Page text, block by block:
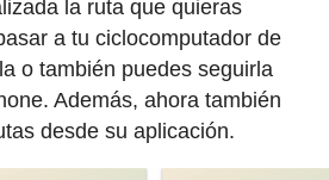
la ruta que quieras
a tu ciclocomputador de
o también puedes seguirla
Además, ahora también
desde su aplicación.